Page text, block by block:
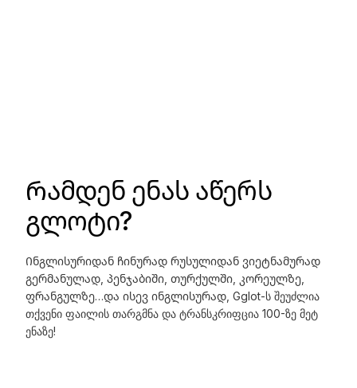
Რამდენ ენას აწერს
გლოტი?
Ინგლისურიდან ჩინურად რუსულიდან ვიეტნამურად
გერმანულად, პენჯაბიში, თურქულში, კორეულზე,
ფრანგულზე…და ისევ ინგლისურად, Gglot-ს შეუძლია
თქვენი ფაილის თარგმნა და ტრანსკრიფცია 100-ზე მეტ
ენაზე!